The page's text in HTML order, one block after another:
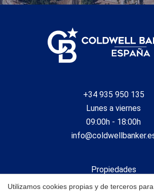
+34 935 950 135
Lunes a viernes
09:00h - 18:00h
Propiedades
Vender
Utilizamos cookies propias y de terceros
Guardar configuración